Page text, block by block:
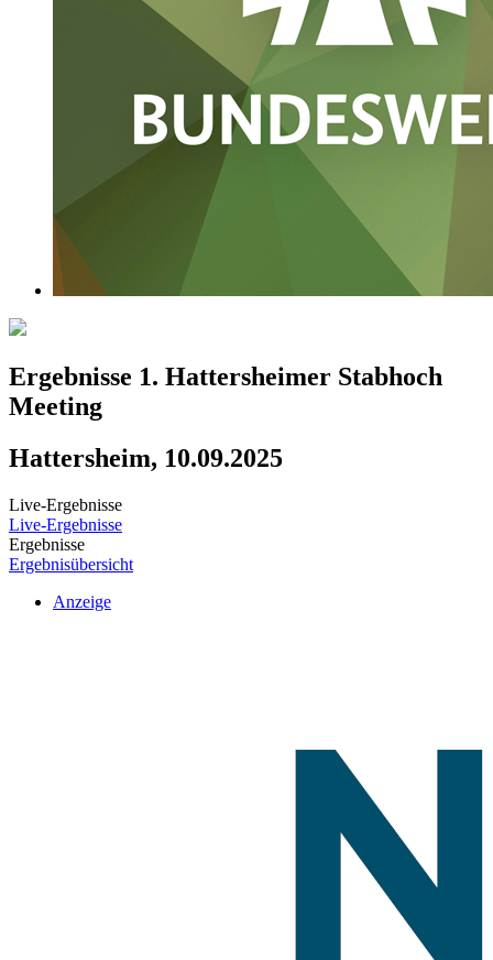
Ergebnisse 1. Hattersheimer Stabhoch
Meeting
Hattersheim, 10.09.2025
Live-Ergebnisse
Live-Ergebnisse
Ergebnisse
Ergebnisübersicht
Anzeige